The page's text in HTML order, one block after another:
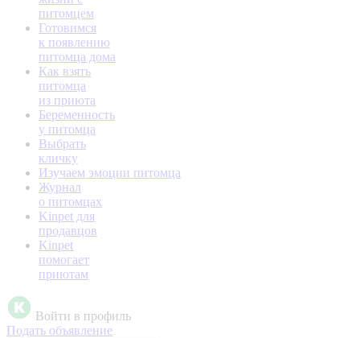
питомцем
Готовимся
к появлению
питомца дома
Как взять
питомца
из приюта
Беременность
у питомца
Выбрать
кличку
Изучаем эмоции питомца
Журнал
о питомцах
Kinpet для
продавцов
Kinpet
помогает
приютам
Войти в профиль
Подать объявление